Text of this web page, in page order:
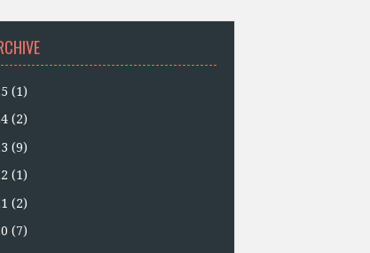
(1)
(2)
(9)
(1)
(2)
(7)